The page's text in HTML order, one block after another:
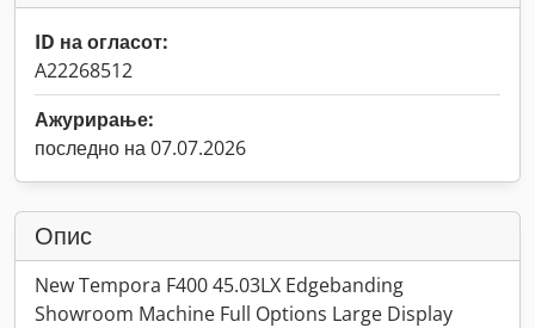
ID на огласот:
A22268512
Ажурирање:
последно на 07.07.2026
Опис
New Tempora F400 45.03LX Edgebanding
Showroom Machine Full Options Large Display